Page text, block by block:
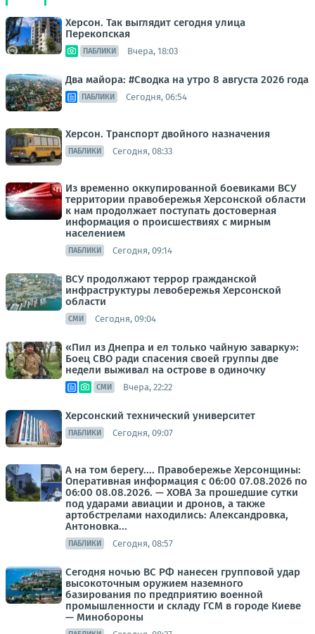
Херсон. Так выглядит сегодня улица
Перекопская
ПАБЛИКИ Вчера, 18:03
Два майора: #Сводка на утро 8 августа 2026 года
ПАБЛИКИ Сегодня, 06:54
Херсон. Транспорт двойного назначения
ПАБЛИКИ Сегодня, 08:33
Из временно оккупированной боевиками ВСУ
территории правобережья Херсонской области
к нам продолжает поступать достоверная
информация о происшествиях с мирным
населением
ПАБЛИКИ Сегодня, 09:14
ВСУ продолжают террор гражданской
инфраструктуры левобережья Херсонской
области
СМИ Сегодня, 09:04
«Пил из Днепра и ел только чайную заварку»:
Боец СВО ради спасения своей группы две
недели выживал на острове в одиночку
СМИ Вчера, 22:22
Херсонский технический университет
ПАБЛИКИ Сегодня, 09:07
А на том берегу.... Правобережье Херсонщины:
Оперативная информация с 06:00 07.08.2026 по
06:00 08.08.2026. — ХОВА За прошедшие сутки
под ударами авиации и дронов, а также
артобстрелами находились: Александровка,
Антоновка...
ПАБЛИКИ Сегодня, 08:57
Сегодня ночью ВС РФ нанесен групповой удар
высокоточным оружием наземного
базирования по предприятию военной
промышленности и складу ГСМ в городе Киеве
— Минобороны